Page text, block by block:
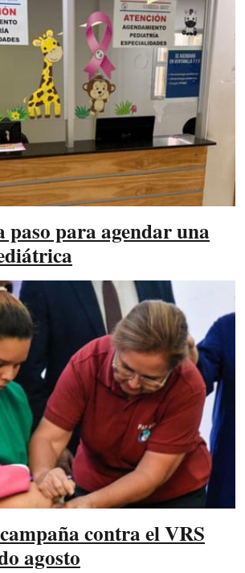
paso para agendar una
contra el VRS
agosto